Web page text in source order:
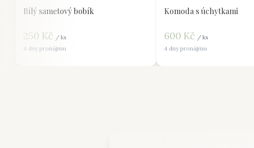
Bílý sametový bobík
250 Kč / ks
4 dny pronájmu
Komoda s úchytkami
600 Kč / ks
4 dny pronájmu